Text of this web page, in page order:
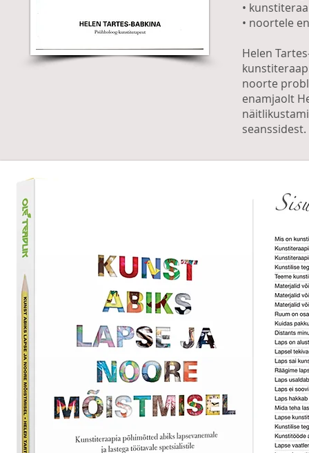
•
• noortele
Helen
noorte
enamjaolt
seanssidest.